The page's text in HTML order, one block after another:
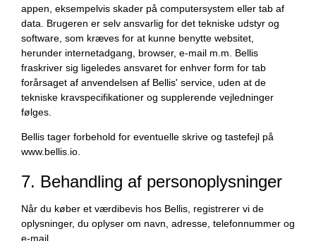
appen, eksempelvis skader på computersystem eller tab af
data. Brugeren er selv ansvarlig for det tekniske udstyr og
software, som kræves for at kunne benytte websitet,
herunder internetadgang, browser, e-mail m.m. Bellis
fraskriver sig ligeledes ansvaret for enhver form for tab
forårsaget af anvendelsen af Bellis' service, uden at de
tekniske kravspecifikationer og supplerende vejledninger
følges.
Bellis tager forbehold for eventuelle skrive og tastefejl på
www.bellis.io.
7. Behandling af personoplysninger
Når du køber et værdibevis hos Bellis, registrerer vi de
oplysninger, du oplyser om navn, adresse, telefonnummer og
e-mail.